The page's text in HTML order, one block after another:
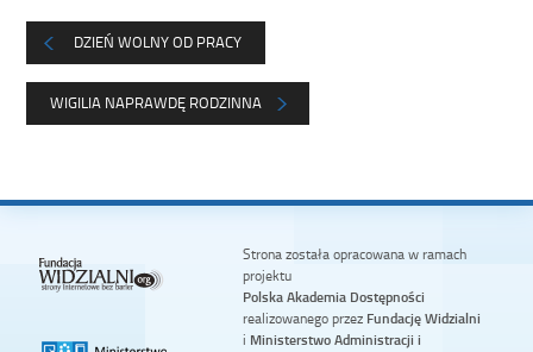
DZIEŃ WOLNY OD PRACY
WIGILIA NAPRAWDĘ RODZINNA
Strona została opracowana w ramach
projektu
Polska Akademia Dostępności
realizowanego przez Fundację Widzialni
i Ministerstwo Administracji i